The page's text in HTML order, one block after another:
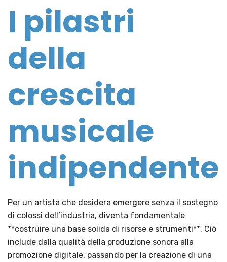
I pilastri
della
crescita
musicale
indipendente
Per un artista che desidera emergere senza il sostegno
di colossi dell’industria, diventa fondamentale
**costruire una base solida di risorse e strumenti**. Ciò
include dalla qualità della produzione sonora alla
promozione digitale, passando per la creazione di una